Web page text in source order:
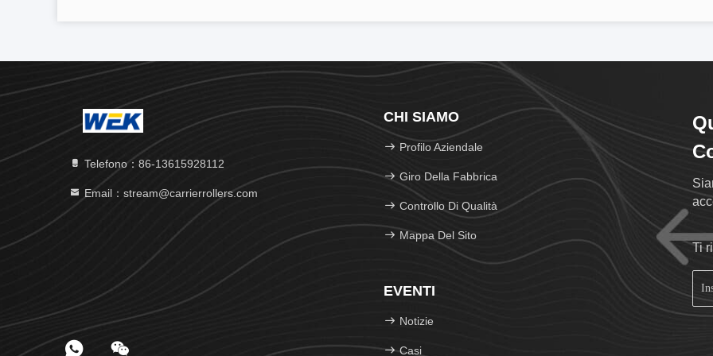
Telefono：86-13615928112
Email：stream@carrierrollers.com
CHI SIAMO
Profilo Aziendale
Giro Della Fabbrica
Controllo Di Qualità
Mappa Del Sito
EVENTI
Notizie
Casi
Ti